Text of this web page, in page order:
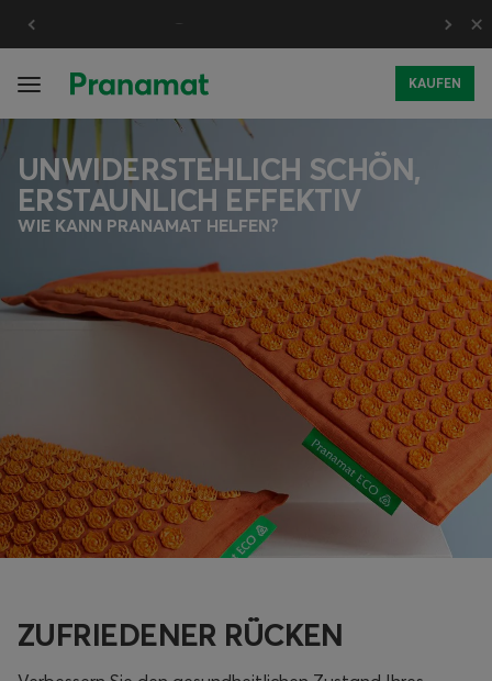
×
KAUFEN
UNWIDERSTEHLICH SCHÖN,
ERSTAUNLICH EFFEKTIV
WIE KANN PRANAMAT HELFEN?
ZUFRIEDENER RÜCKEN